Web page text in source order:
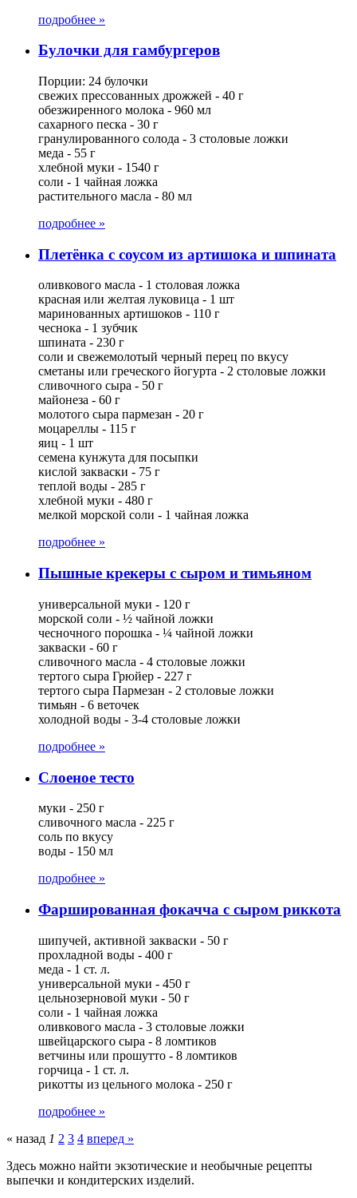
подробнее »
Булочки для гамбургеров
Порции: 24 булочки
свежих прессованных дрожжей - 40 г
обезжиренного молока - 960 мл
сахарного песка - 30 г
гранулированного солода - 3 столовые ложки
меда - 55 г
хлебной муки - 1540 г
соли - 1 чайная ложка
растительного масла - 80 мл
подробнее »
Плетёнка с соусом из артишока и шпината
оливкового масла - 1 столовая ложка
красная или желтая луковица - 1 шт
маринованных артишоков - 110 г
чеснока - 1 зубчик
шпината - 230 г
соли и свежемолотый черный перец по вкусу
сметаны или греческого йогурта - 2 столовые ложки
сливочного сыра - 50 г
майонеза - 60 г
молотого сыра пармезан - 20 г
моцареллы - 115 г
яиц - 1 шт
семена кунжута для посыпки
кислой закваски - 75 г
теплой воды - 285 г
хлебной муки - 480 г
мелкой морской соли - 1 чайная ложка
подробнее »
Пышные крекеры с сыром и тимьяном
универсальной муки - 120 г
морской соли - ½ чайной ложки
чесночного порошка - ¼ чайной ложки
закваски - 60 г
сливочного масла - 4 столовые ложки
тертого сыра Грюйер - 227 г
тертого сыра Пармезан - 2 столовые ложки
тимьян - 6 веточек
холодной воды - 3-4 столовые ложки
подробнее »
Слоеное тесто
муки - 250 г
сливочного масла - 225 г
соль по вкусу
воды - 150 мл
подробнее »
Фаршированная фокачча с сыром риккота
шипучей, активной закваски - 50 г
прохладной воды - 400 г
меда - 1 ст. л.
универсальной муки - 450 г
цельнозерновой муки - 50 г
соли - 1 чайная ложка
оливкового масла - 3 столовые ложки
швейцарского сыра - 8 ломтиков
ветчины или прошутто - 8 ломтиков
горчица - 1 ст. л.
рикотты из цельного молока - 250 г
подробнее »
« назад 1 2 3 4 вперед »
Здесь можно найти экзотические и необычные рецепты
выпечки и кондитерских изделий.